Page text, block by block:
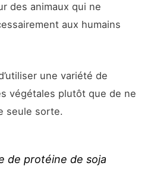
des animaux qui ne
aux humains
une variété de
végétales plutôt que de ne
seule sorte.
de protéine de soja